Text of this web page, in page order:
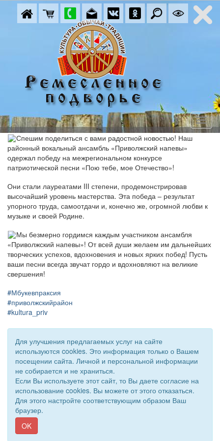
Спешим поделиться с вами радостной новостью! Наш
районный вокальный ансамбль «Приволжский напевы»
одержал победу на межрегиональном конкурсе
патриотической песни «Пою тебе, мое Отечество»!
Они стали лауреатами III степени, продемонстрировав
высочайший уровень мастерства. Эта победа – результат
упорного труда, самоотдачи и, конечно же, огромной любви к
музыке и своей Родине.
Мы безмерно гордимся каждым участником ансамбля
«Приволжский напевы»! От всей души желаем им дальнейших
творческих успехов, вдохновения и новых ярких побед! Пусть
ваши песни всегда звучат гордо и вдохновляют на великие
свершения!
#Мбукевпраксия
#приволжскийрайон
#kultura_priv
© 2018 - 2026 Подворье . Все права защищены.
Сайт создан при поддержке «
Для улучшения предлагаемых услуг на сайте
используются cookies. Это информация только о Вашем
посещении сайта. Личной и персональной информации
не собирается и не храниться.
Если Вы используете этот сайт, то Вы даете согласие на
использование cookies. Вы можете от этого отказаться.
Для этого настройте соответствующим образом Ваш
браузер.
OK